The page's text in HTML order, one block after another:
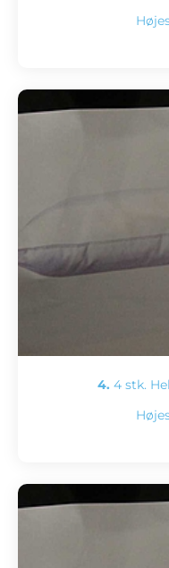
4. 4 stk.